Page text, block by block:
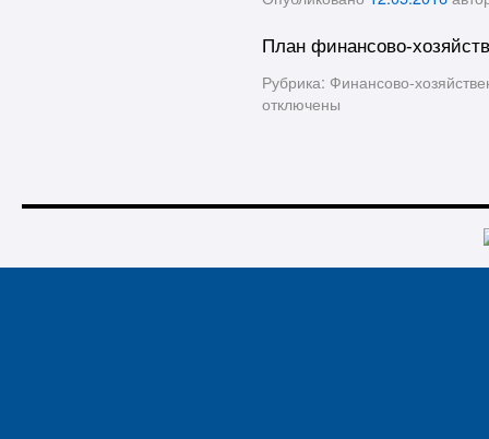
План финансово-
Рубрика: Финансово-
отключены